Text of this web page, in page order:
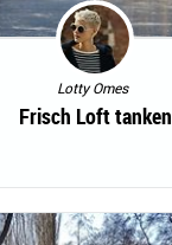
Lotty Omes
Frisch Loft tanken